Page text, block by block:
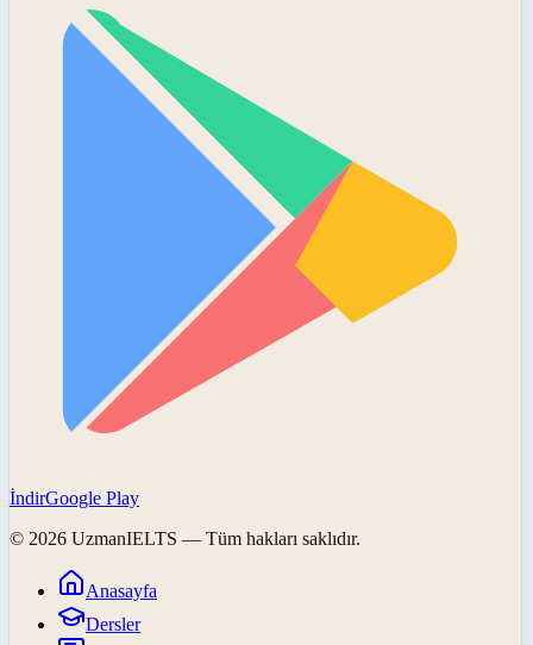
İndirGoogle Play
© 2026 UzmanIELTS — Tüm hakları saklıdır.
Anasayfa
Dersler